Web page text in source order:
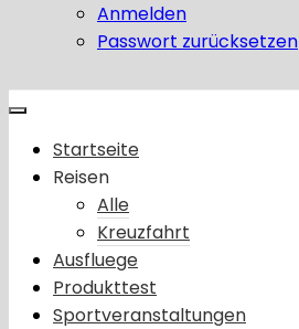
Anmelden
Passwort zurücksetzen
Startseite
Reisen
Alle
Kreuzfahrt
Ausfluege
Produkttest
Sportveranstaltungen